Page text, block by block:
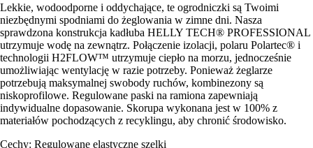
Lekkie, wodoodporne i oddychające, te ogrodniczki są Twoimi
niezbędnymi spodniami do żeglowania w zimne dni. Nasza
sprawdzona konstrukcja kadłuba HELLY TECH® PROFESSIONAL
utrzymuje wodę na zewnątrz. Połączenie izolacji, polaru Polartec® i
technologii H2FLOW™ utrzymuje ciepło na morzu, jednocześnie
umożliwiając wentylację w razie potrzeby. Ponieważ żeglarze
potrzebują maksymalnej swobody ruchów, kombinezony są
niskoprofilowe. Regulowane paski na ramiona zapewniają
indywidualne dopasowanie. Skorupa wykonana jest w 100% z
materiałów pochodzących z recyklingu, aby chronić środowisko.
Cechy: Regulowane elastyczne szelki